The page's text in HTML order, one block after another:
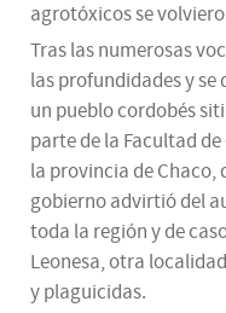
agrotóxicos se
Tras las numerosas
las profundidades y se
un pueblo cordobés
parte de la Facultad
la provincia de Chaco,
gobierno advirtió del
toda la región y de
Leonesa, otra
y plaguicidas.